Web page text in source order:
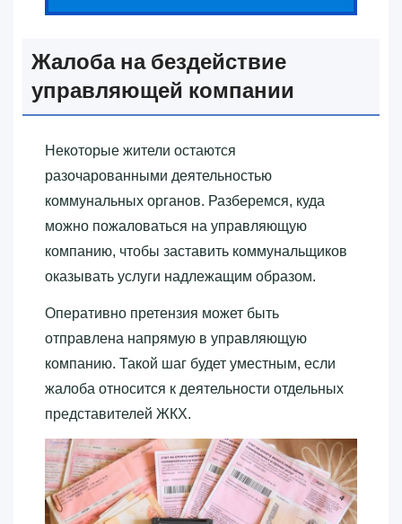
Жалоба на бездействие
управляющей компании
Некоторые жители остаются
разочарованными деятельностью
коммунальных органов. Разберемся, куда
можно пожаловаться на управляющую
компанию, чтобы заставить коммунальщиков
оказывать услуги надлежащим образом.
Оперативно претензия может быть
отправлена напрямую в управляющую
компанию. Такой шаг будет уместным, если
жалоба относится к деятельности отдельных
представителей ЖКХ.